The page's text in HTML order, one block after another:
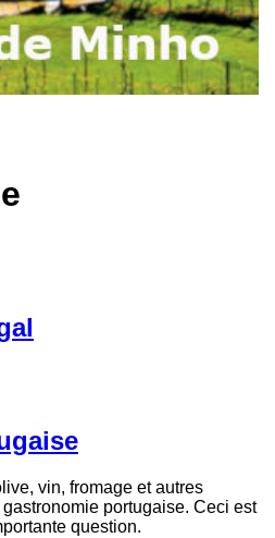
vin, fromage et autres
portugaise. Ceci est
question.